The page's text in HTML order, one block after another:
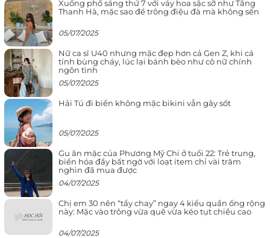
Xuống phố sáng thứ 7 với váy hoa sặc sỡ như Tăng
Thanh Hà, mặc sao để trông điệu đà mà không sến
05/07/2025
Nữ ca sĩ U40 nhưng mặc đẹp hơn cả Gen Z, khi cá
tính bùng cháy, lúc lại bánh bèo như cô nữ chính
ngôn tình
05/07/2025
Hải Tú đi biển không mặc bikini vẫn gây sốt
05/07/2025
Gu ăn mặc của Phương Mỹ Chi ở tuổi 22: Trẻ trung,
biến hóa đầy bất ngờ với loạt item chỉ vài trăm
nghìn đã mua được
04/07/2025
Chị em 30 nên “tẩy chay” ngay 4 kiểu quần ống rộng
này: Mặc vào trông vừa quê vừa kéo tụt chiều cao
04/07/2025